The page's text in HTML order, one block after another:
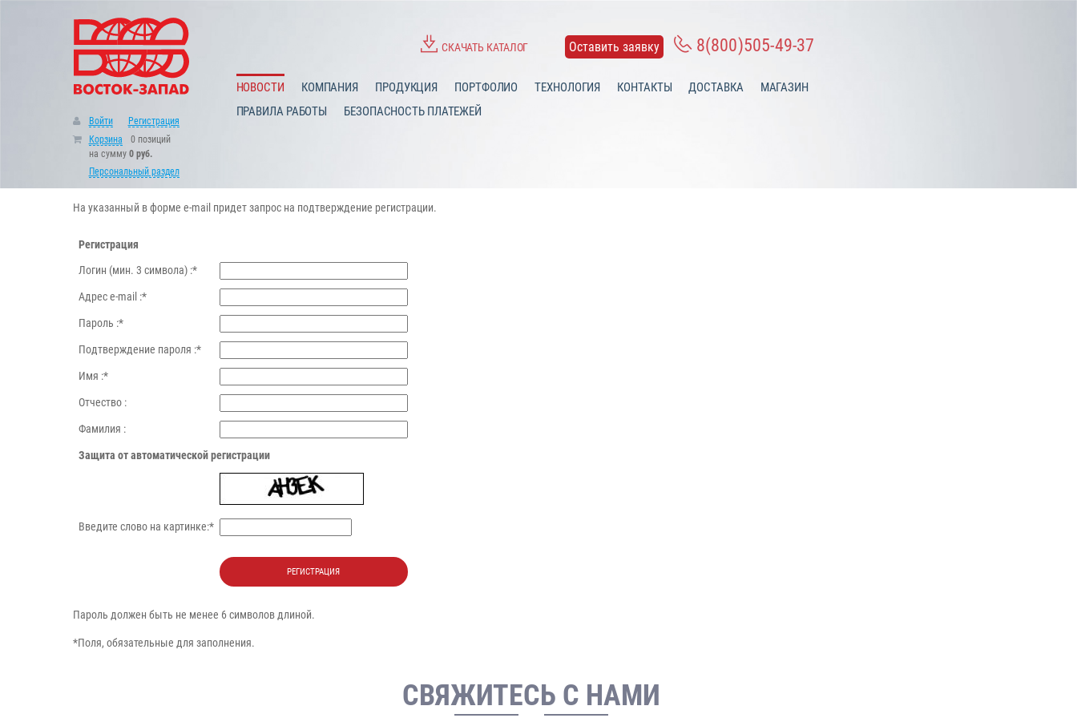
СКАЧАТЬ КАТАЛОГ Оставить заявку 8(800)505-49-37
НОВОСТИ КОМПАНИЯ ПРОДУКЦИЯ ПОРТФОЛИО ТЕХНОЛОГИЯ КОНТАКТЫ ДОСТАВКА
МАГАЗИН
ПРАВИЛА РАБОТЫ
БЕЗОПАСНОСТЬ ПЛАТЕЖЕЙ
Войти
Регистрация
Корзина
0 позиций
на сумму 0 руб.
Персональный раздел
На указанный в форме e-mail придет запрос на подтверждение регистрации.
Регистрация
Логин (мин. 3 символа) :*
Адрес e-mail :*
Пароль :*
Подтверждение пароля :*
Имя :*
Отчество :
Фамилия :
Защита от автоматической регистрации
Введите слово на картинке:*
Пароль должен быть не менее 6 символов длиной.
*Поля, обязательные для заполнения.
СВЯЖИТЕСЬ С НАМИ